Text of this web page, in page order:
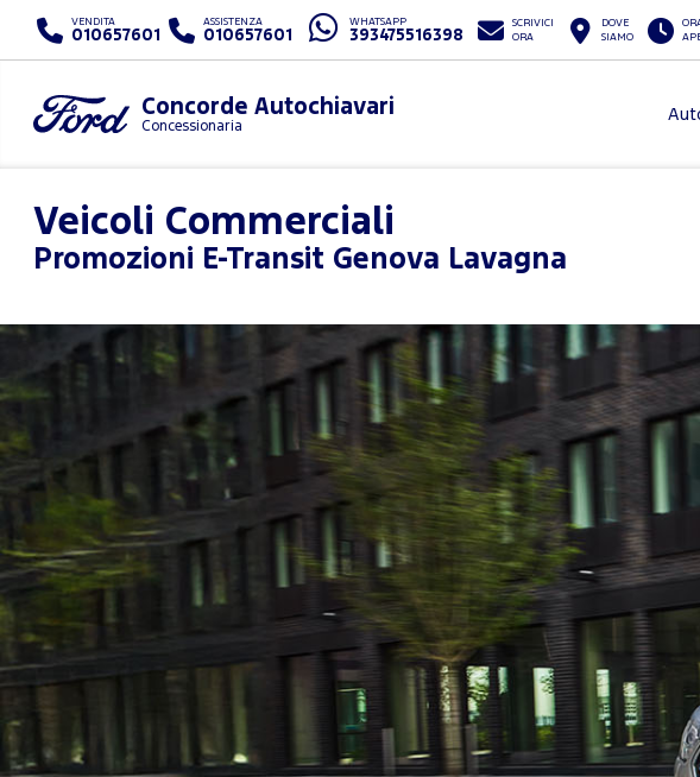
VENDITA
010657601
ASSISTENZA
010657601
WHATSAPP
393475516398
SCRIVICI
ORA
DOVE
SIAMO
Concorde Autochiavari
Concessionaria
Veicoli Commerciali
Promozioni E-Transit Genova Lavagna